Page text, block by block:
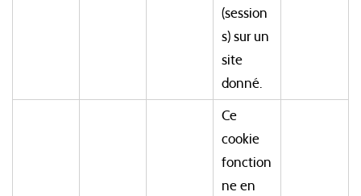
(session
s) sur un
site
donné.
Ce
cookie
fonction
ne en